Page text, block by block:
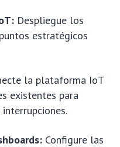
Despliegue los
estratégicos
la plataforma IoT
existentes para
Configure las